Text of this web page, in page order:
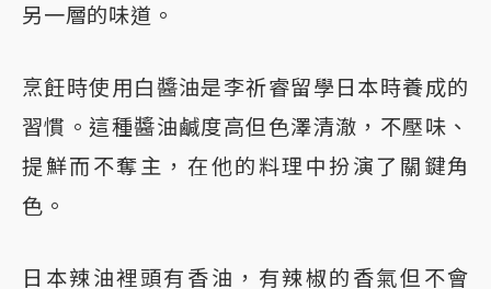
另一層的味道。
烹飪時使用白醬油是李祈睿留學日本時養成的
習慣。這種醬油鹹度高但色澤清澈，不壓味、
提鮮而不奪主，在他的料理中扮演了關鍵角
色。
日本辣油裡頭有香油，有辣椒的香氣但不會